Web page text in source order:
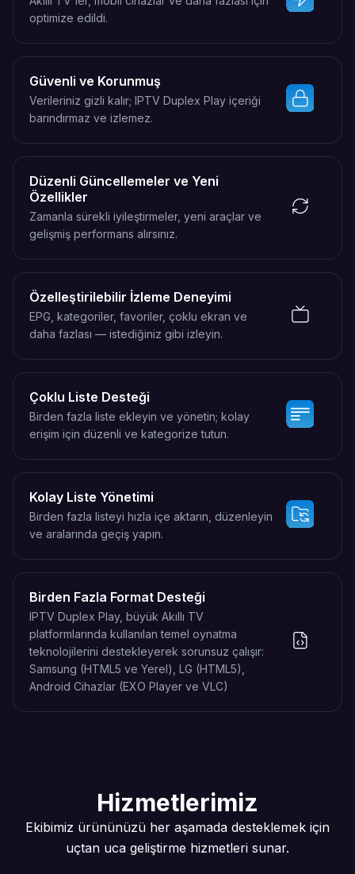
optimize edildi.
Güvenli ve Korunmuş
Verileriniz gizli kalır; IPTV Duplex Play içeriği
barındırmaz ve izlemez.
Düzenli Güncellemeler ve Yeni
Özellikler
Zamanla sürekli iyileştirmeler, yeni araçlar ve
gelişmiş performans alırsınız.
Özelleştirilebilir İzleme Deneyimi
EPG, kategoriler, favoriler, çoklu ekran ve
daha fazlası — istediğiniz gibi izleyin.
Çoklu Liste Desteği
Birden fazla liste ekleyin ve yönetin; kolay
erişim için düzenli ve kategorize tutun.
Kolay Liste Yönetimi
Birden fazla listeyi hızla içe aktarın, düzenleyin
ve aralarında geçiş yapın.
Birden Fazla Format Desteği
IPTV Duplex Play, büyük Akıllı TV
platformlarında kullanılan temel oynatma
teknolojilerini destekleyerek sorunsuz çalışır:
Samsung (HTML5 ve Yerel), LG (HTML5),
Android Cihazlar (EXO Player ve VLC)
Hizmetlerimiz
Ekibimiz ürününüzü her aşamada desteklemek için
uçtan uca geliştirme hizmetleri sunar.